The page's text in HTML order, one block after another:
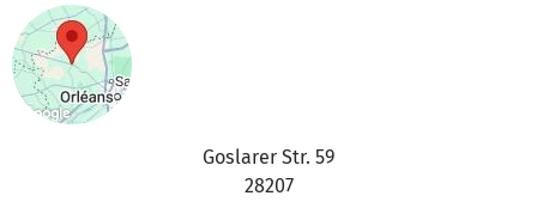
Goslarer Str. 59
28207